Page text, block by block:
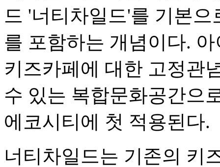
드 '너티차일드'를 기본
를 포함하는 개념이다.
키즈카페에 대한 고정관
수 있는 복합문화공간으
에코시티에 첫 적용된다.
너티차일드는 기존의 키